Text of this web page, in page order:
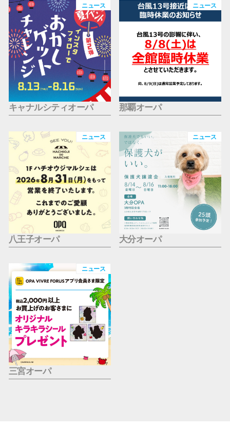
ニュース
キャナルシティオーパ
ニュース
那覇オーパ
ニュース
八王子オーパ
ニュース
大分オーパ
ニュース
三宮オーパ